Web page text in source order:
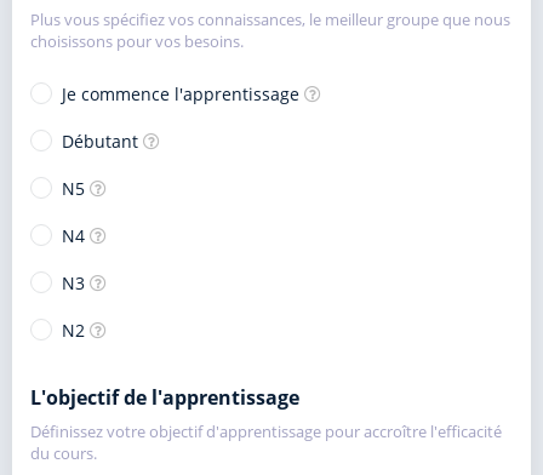
Plus vous spécifiez vos connaissances, le meilleur groupe que nous
choisissons pour vos besoins.
Je commence l'apprentissage
Débutant
N5
N4
N3
N2
L'objectif de l'apprentissage
Définissez votre objectif d'apprentissage pour accroître l'efficacité
du cours.